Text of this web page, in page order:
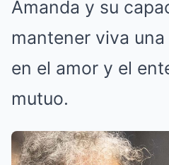
Amanda y su
mantener viva
en el amor y el
mutuo.